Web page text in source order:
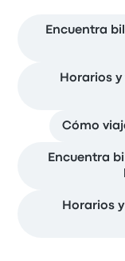
Encuentra
Horarios
Cómo
Encuentra
Horarios